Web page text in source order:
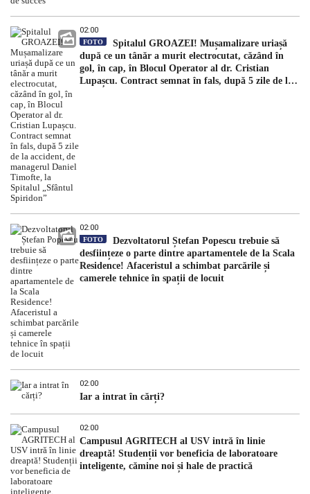
02:00
FOTO
Spitalul GROAZEI! Mușamalizare uriașă
după ce un tânăr a murit electrocutat, căzând în
gol, în cap, în Blocul Operator al dr. Cristian
Lupașcu. Contract semnat în fals, după 5 zile de la
02:00
FOTO
Dezvoltatorul Ștefan Popescu trebuie să
desființeze o parte dintre apartamentele de la Scala
Residence! Afaceristul a schimbat parcările și
camerele tehnice în spații de locuit
02:00
Iar a intrat în cărți?
02:00
Campusul AGRITECH al USV intră în linie
dreaptă! Studenții vor beneficia de laboratoare
inteligente, cămine noi și hale de practică